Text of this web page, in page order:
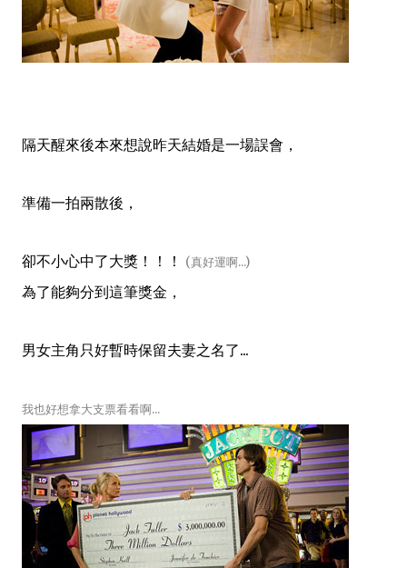
隔天醒來後本來想說昨天結婚是一場誤會，
準備一拍兩散後 ，
卻不小心中了大獎！！！ (真好運啊...)
為了能夠分到這筆獎金，
男女主角只好暫時保留夫妻之名了...
我也好想拿大支票看看啊...